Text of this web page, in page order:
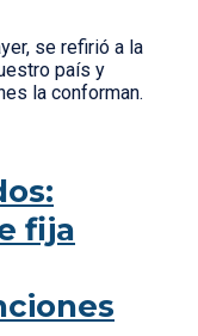
se refirió a la
país y
la conforman.
fija